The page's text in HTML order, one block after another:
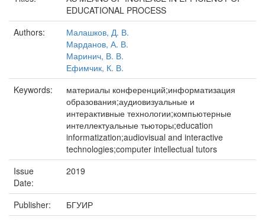
EDUCATIONAL PROCESS
Authors:
Малашков, Д. В.
Марданов, А. В.
Маринич, В. В.
Ефимчик, К. В.
Keywords:
материалы конференций;информатизация
образования;аудиовизуальные и
интерактивные технологии;компьютерные
интеллектуальные тьюторы;education
informatization;audiovisual and interactive
technologies;computer intellectual tutors
Issue
Date:
2019
Publisher:
БГУИР